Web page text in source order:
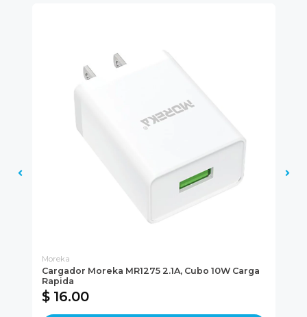
Moreka
Cargador Moreka MR1275 2.1A, Cubo 10W Carga
Rapida
$ 16.00